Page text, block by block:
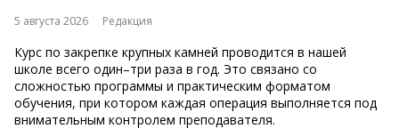
5 августа 2026 Редакция
Курс по закрепке крупных камней проводится в нашей
школе всего один–три раза в год. Это связано со
сложностью программы и практическим форматом
обучения, при котором каждая операция выполняется под
внимательным контролем преподавателя.